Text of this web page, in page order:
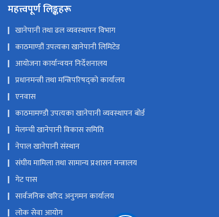
महत्त्वपूर्ण लिङ्कहरू
खानेपानी तथा ढल व्यवस्थापन विभाग
काठमाण्डौं उपत्यका खानेपानी लिमिटेड
आयोजना कार्यान्वयन निर्देशनालय
प्रधानमन्त्री तथा मन्त्रिपरिषद्को कार्यालय
एनवास
काठमामण्डौ उपत्यका खानेपानी व्यवस्थापन बोर्ड
मेलम्ची खानेपानी विकास समिति
नेपाल खानेपानी संस्थान
संघीय मामिला तथा सामान्य प्रशासन मन्त्रालय
गेट पास
सार्वजनिक खरिद अनुगमन कार्यालय
लोक सेवा आयोग